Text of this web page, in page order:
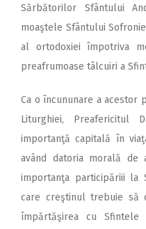
Sărbătorilor Sfântului
moaştele Sfântului
al ortodoxiei împotriva
preafrumoase tâlcuiri a
Ca o încununare a acestor
Liturghiei,
importanţă capitală în
având datoria morală de
importanţa participăriii la
care creştinul trebuie
împărtăşirea cu